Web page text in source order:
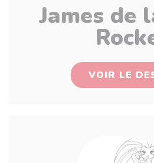
James de
VOIR LE